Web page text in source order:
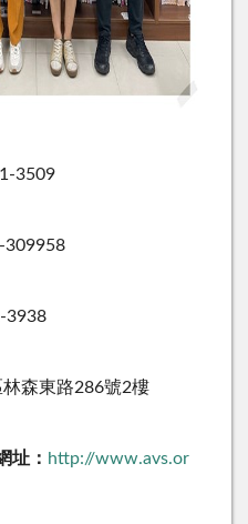
3509
309958
3938
森東路286號2樓
址： http://www.avs.or